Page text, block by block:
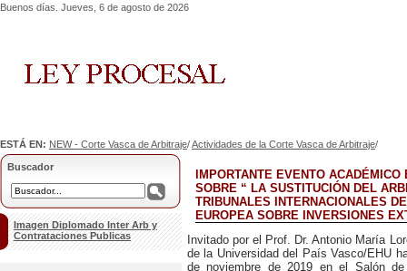
Buenos días. Jueves, 6 de agosto de 2026
ESTÁ EN: NEW - Corte Vasca de Arbitraje/Actividades de la Corte Vasca de Arbitraje/
Buscador
Imagen Diplomado Inter Arb y
Contrataciones Publicas
IMPORTANTE EVENTO
SOBRE “ LA SUSTITUCIÓN DEL
TRIBUNALES INTERNACIONALES
EUROPEA SOBRE INVERSIONES
Invitado por el Prof. Dr. Antonio María
de la Universidad del País Vasco/EHU
de noviembre de 2019 en el Salón